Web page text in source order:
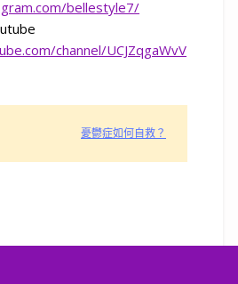
bellestyle7/
channel/UCJZqgaWvV
憂鬱症如何自救？